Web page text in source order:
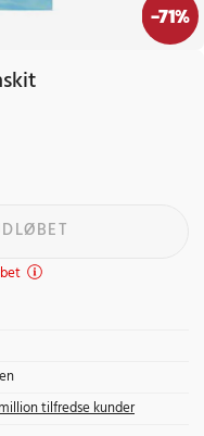
-71%
tilfredse kunder